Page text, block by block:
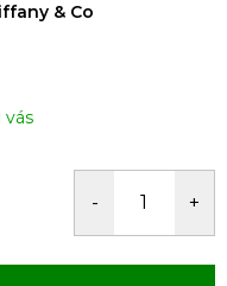
& Co